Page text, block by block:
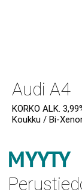
Audi A4
KORKO ALK.
Koukku / Bi-
MYYTY